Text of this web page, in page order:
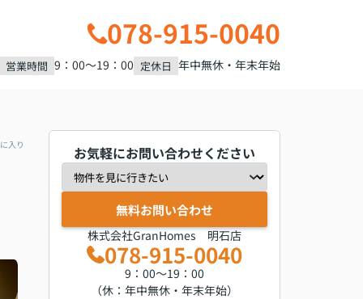
078-915-0040
営業時間 9：00～19：00 定休日 年中無休・年末年始
入り お気軽にお問い合わせください
無料お問い合わせ
株式会社GranHomes 明石店
078-915-0040
9：00～19：00
（休：年中無休・年末年始）